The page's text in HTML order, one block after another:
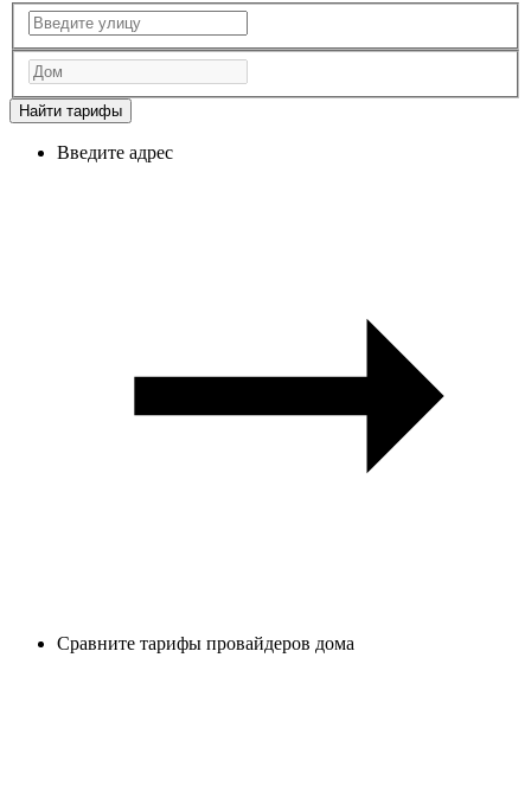
Найти тарифы
Введите адрес
Сравните тарифы провайдеров дома